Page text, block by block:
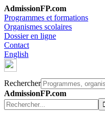
AdmissionFP.com
Programmes et formations
Organismes scolaires
Dossier en ligne
Contact
English
Rechercher
AdmissionFP.com